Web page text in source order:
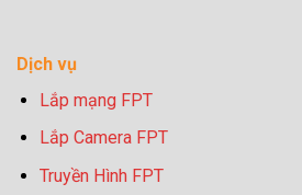
Dịch vụ
Lắp mạng FPT
Lắp Camera FPT
Truyền Hình FPT